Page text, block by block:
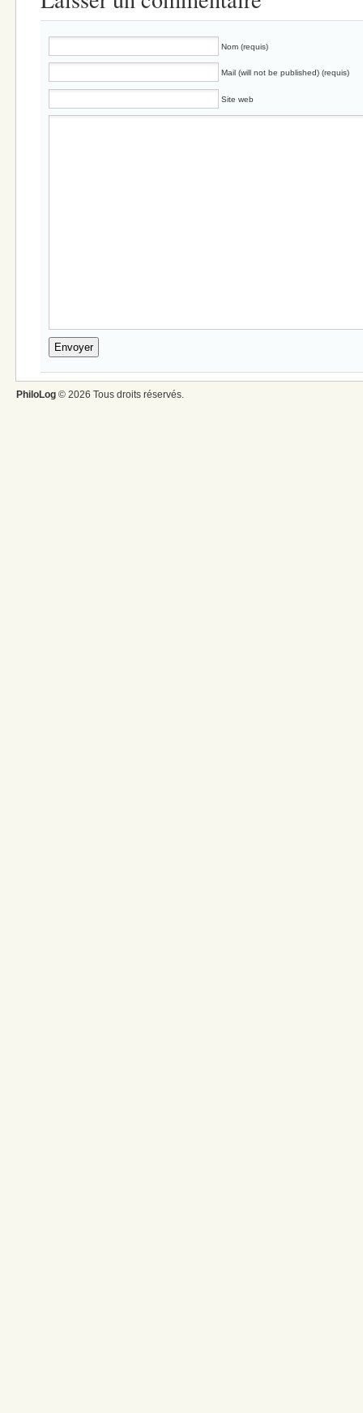
Nom (requis)
Mail (will not be published) (requis)
Site web
PhiloLog © 2026 Tous droits réservés.